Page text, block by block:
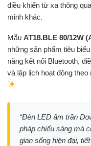
điều khiển từ xa thông
minh khác.
Mẫu AT18.BLE 80/12W
những sản phẩm tiêu
năng kết nối Bluetooth,
và lập lịch hoạt động
“Đèn LED âm trần
pháp chiếu sáng mà
gian sống hiện đại,